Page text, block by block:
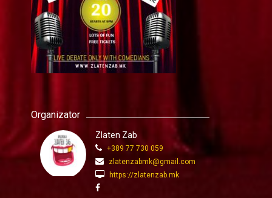
Organizator
Zlaten Zab
+389 77 730 059
zlatenzabmk@gmail.com
https://zlatenzab.mk